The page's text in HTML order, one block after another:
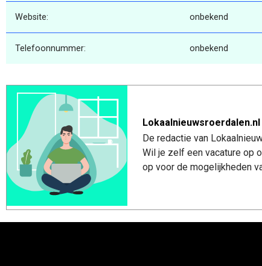
Website: onbekend
Telefoonnummer: onbekend
De redactie van
Wil je zelf een vacature op
op voor de mogelijkheden